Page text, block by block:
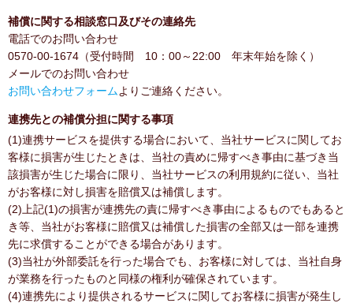
補償に関する相談窓口及びその連絡先
電話でのお問い合わせ
0570-00-1674（受付時間 10：00～22:00 年末年始を除く）
メールでのお問い合わせ
お問い合わせフォームよりご連絡ください。
連携先との補償分担に関する事項
(1)連携サービスを提供する場合において、当社サービスに関してお
客様に損害が生じたときは、当社の責めに帰すべき事由に基づき当
該損害が生じた場合に限り、当社サービスの利用規約に従い、当社
がお客様に対し損害を賠償又は補償します。
(2)上記(1)の損害が連携先の責に帰すべき事由によるものでもあると
き等、当社がお客様に賠償又は補償した損害の全部又は一部を連携
先に求償することができる場合があります。
(3)当社が外部委託を行った場合でも、お客様に対しては、当社自身
が業務を行ったものと同様の権利が確保されています。
(4)連携先により提供されるサービスに関してお客様に損害が発生し